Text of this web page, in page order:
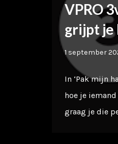
VPRO
grijpt je
1 september
In ‘Pak mijn
hoe je
graag je die